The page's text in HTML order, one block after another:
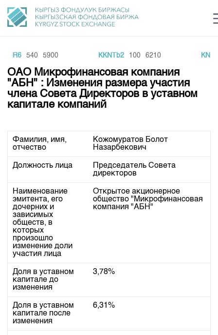
Финансовый рынок KG login Рус
О нас
Акционеры
Руководство
Внутренний аудитор
Комитеты
Участники торгов
Наши партнеры
Cтратегия развития
Корпоративные документы
Контакты
Товарно-сырьевой сектор
Листинг
Центр раскрытия информации
Тарифы
Аналитика
Финансовый рынок KG
Пресс-клуб
25 лет ЗАО КФБ
Нормативная база
Биржевая деятельность
Депозитарная деятельность
Центр раскрытия информации
Статистика торгов
Итоги последних торгов
Архив торгов
Индекс и Капитализация
Котировки по ЦБ
Котировки по драг. металлам
Расписание аукционов по ГЦБ
Результаты аукционов ГЦБ
Объем ГЦБ в обращении
Результаты аукционов по депозитам
Учебный центр
Общая информация
План работы на год
540 5900 KKNTb2 100 6210
ОАО Микрофинансовая компания
"АБН" : Изменения размера участия
члена Совета Директоров в уставном
капитале компаний
Фамилия, имя,
отчество
Кожомуратов Болот
Назарбекович
Должность лица
Председатель Совета
директоров
Наименование
эмитента, его
дочерних и
зависимых
обществ, в
которых
произошло
изменение доли
участия лица
Открытое акционерное
общество "Микрофинансовая
компания "АБН"
Доля в уставном
капитале до
изменения
3,78%
Доля в уставном
капитале после
изменения
6,31%